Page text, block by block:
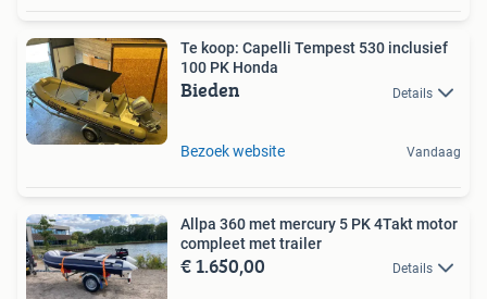
Te koop: Capelli Tempest 530 inclusief
100 PK Honda
Bieden Details
Bezoek website Vandaag
Allpa 360 met mercury 5 PK 4Takt motor
compleet met trailer
€ 1.650,00 Details